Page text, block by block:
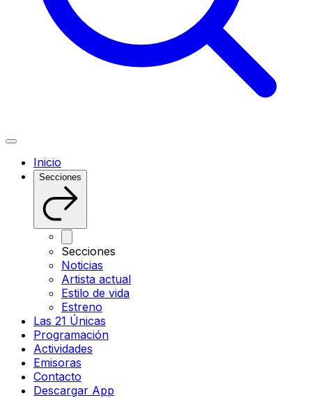
Inicio
Secciones
Secciones
Noticias
Artista actual
Estilo de vida
Estreno
Las 21 Únicas
Programación
Actividades
Emisoras
Contacto
Descargar App